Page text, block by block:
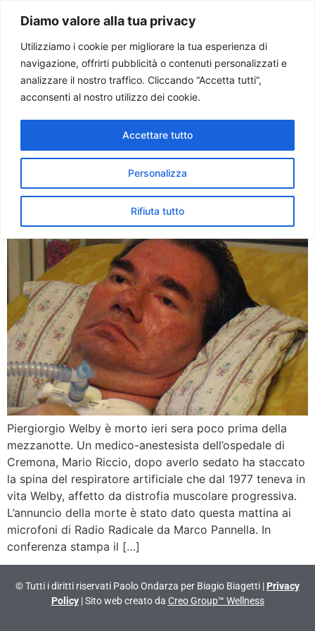
Diamo valore alla tua privacy
Utilizziamo i cookie per migliorare la tua esperienza di
navigazione, offrirti pubblicità o contenuti personalizzati e
analizzare il nostro traffico. Cliccando “Accetta tutti”,
acconsenti al nostro utilizzo dei cookie.
Personalizza
Rifiuta tutto
Accettare tutto
Paolo Ondarza
Tag:ACCANIMENTO
TERAPEUTICO
Morto Piergiorgio Welby.
Medico stacca la spina
Piergiorgio Welby è morto ieri sera poco prima della
mezzanotte. Un medico-anestesista dell’ospedale di
Cremona, Mario Riccio, dopo averlo sedato ha staccato
la spina del respiratore artificiale che dal 1977 teneva in
vita Welby, affetto da distrofia muscolare progressiva.
L’annuncio della morte è stato dato questa mattina ai
microfoni di Radio Radicale da Marco Pannella. In
conferenza stampa il […]
© Tutti i diritti riservati Paolo Ondarza per Biagio Biagetti | Privacy
Policy| Sito web creato da Creo Group™ Wellness